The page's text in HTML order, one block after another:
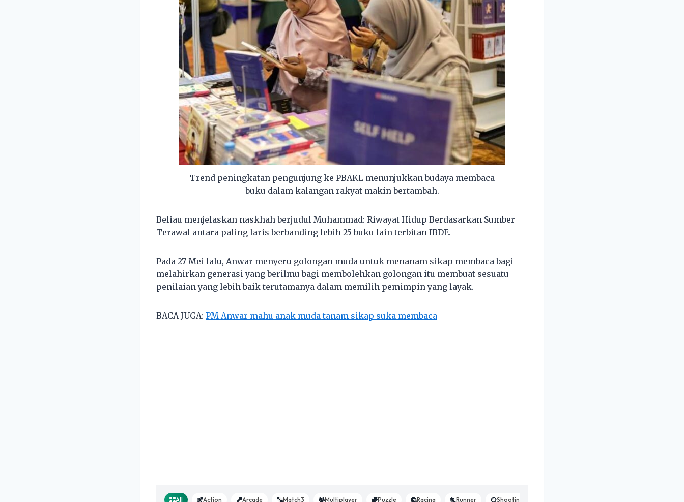
Trend peningkatan pengunjung ke PBAKL menunjukkan budaya membaca
buku dalam kalangan rakyat makin bertambah.
Beliau menjelaskan naskhah berjudul Muhammad: Riwayat Hidup Berdasarkan Sumber
Terawal antara paling laris berbanding lebih 25 buku lain terbitan IBDE.
Pada 27 Mei lalu, Anwar menyeru golongan muda untuk menanam sikap membaca bagi
melahirkan generasi yang berilmu bagi membolehkan golongan itu membuat sesuatu
penilaian yang lebih baik terutamanya dalam memilih pemimpin yang layak.
BACA JUGA: PM Anwar mahu anak muda tanam sikap suka membaca